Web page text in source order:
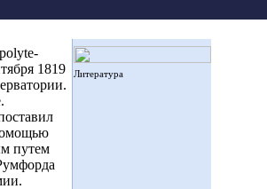
1819
путем
Литература